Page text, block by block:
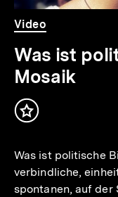
Video
Dauer
4
Min.
Video
Was ist
Mosaik
Inhalt
Was ist politische
verbindliche,
spontanen, auf der